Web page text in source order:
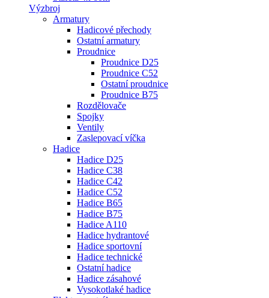
Výzbroj
Armatury
Hadicové přechody
Ostatní armatury
Proudnice
Proudnice D25
Proudnice C52
Ostatní proudnice
Proudnice B75
Rozdělovače
Spojky
Ventily
Zaslepovací víčka
Hadice
Hadice D25
Hadice C38
Hadice C42
Hadice C52
Hadice B65
Hadice B75
Hadice A110
Hadice hydrantové
Hadice sportovní
Hadice technické
Ostatní hadice
Hadice zásahové
Vysokotlaké hadice